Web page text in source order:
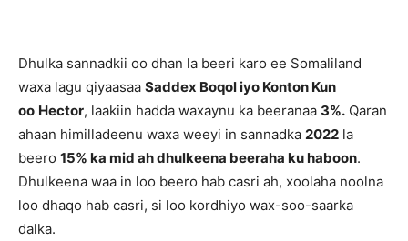
Dhulka sannadkii oo dhan la beeri karo ee Somaliland
waxa lagu qiyaasaa Saddex Boqol iyo Konton Kun
oo Hector, laakiin hadda waxaynu ka beeranaa 3%. Qaran
ahaan himilladeenu waxa weeyi in sannadka 2022 la
beero 15% ka mid ah dhulkeena beeraha ku haboon.
Dhulkeena waa in loo beero hab casri ah, xoolaha noolna
loo dhaqo hab casri, si loo kordhiyo wax-soo-saarka
dalka.